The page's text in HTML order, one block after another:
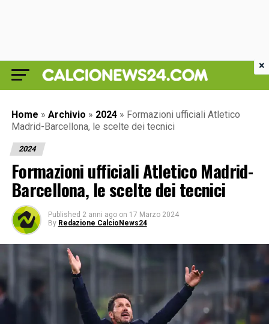
Home » Archivio » 2024 » Formazioni ufficiali Atletico
Madrid-Barcellona, le scelte dei tecnici
2024
Formazioni ufficiali Atletico Madrid-
Barcellona, le scelte dei tecnici
Published 2 anni ago on 17 Marzo 2024
By Redazione CalcioNews24
×